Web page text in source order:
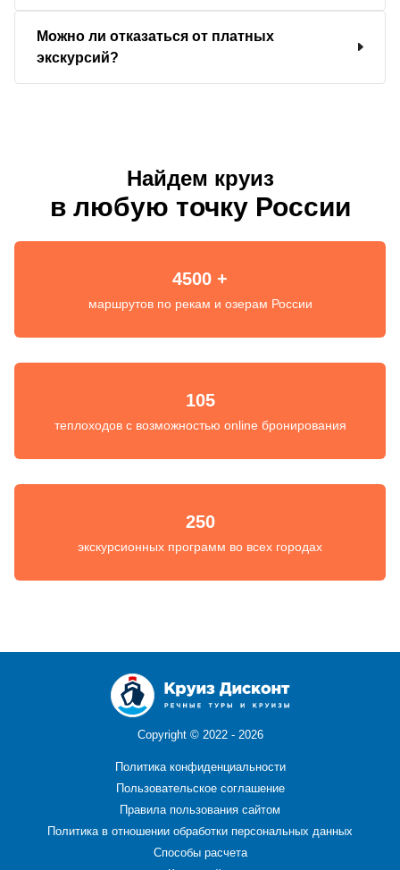
Можно ли отказаться от платных
экскурсий?
Найдем круиз
в любую точку России
4500 +
маршрутов по рекам и озерам России
105
теплоходов с возможностью online бронирования
250
экскурсионных программ во всех городах
Copyright © 2022 - 2026
Политика конфиденциальности
Пользовательское соглашение
Правила пользования сайтом
Политика в отношении обработки персональных данных
Способы расчета